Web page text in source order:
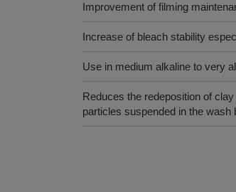
Improvement of filming
Increase of bleach stability
Use in medium alkaline to very
Reduces the redeposition of
particles suspended in the wash